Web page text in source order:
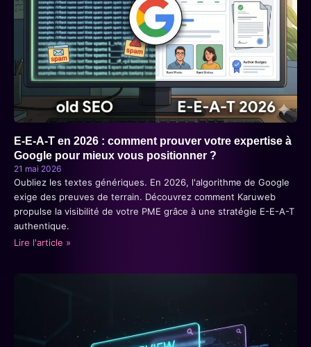
E-E-A-T en 2026 : comment prouver votre expertise à
Google pour mieux vous positionner ?
21 mai 2026
Oubliez les textes génériques. En 2026, l'algorithme de Google
exige des preuves de terrain. Découvrez comment Karuweb
propulse la visibilité de votre PME grâce à une stratégie E-E-A-T
authentique.
Lire l'article »